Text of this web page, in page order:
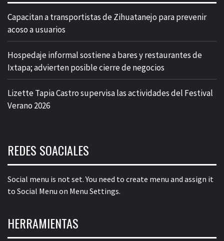
Capacitan a transportistas de Zihuatanejo para prevenir
acoso a usuarios
Hospedaje informal sostiene a bares y restaurantes de
Ixtapa; advierten posible cierre de negocios
Lizette Tapia Castro supervisa las actividades del Festival
Verano 2026
REDES SOACIALES
Social menu is not set. You need to create menu and assign it
to Social Menu on Menu Settings.
HERRAMIENTAS